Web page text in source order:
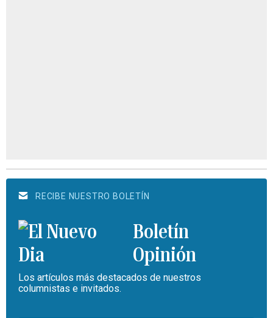
RECIBE NUESTRO BOLETÍN
Boletín
Opinión
Los artículos más destacados de nuestros
columnistas e invitados.